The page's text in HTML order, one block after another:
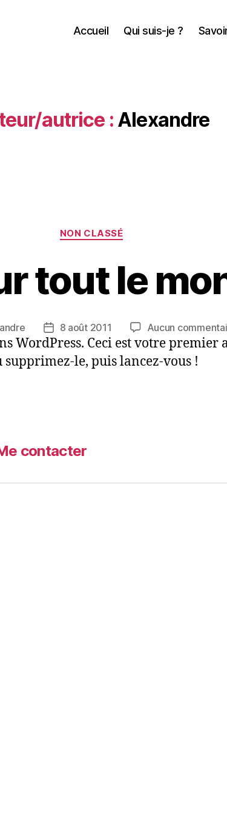
Accueil Qui suis-je ?
autrice : Alexandre
Catégories
NON CLASSÉ
tout le
Date
de
l’article
8 août 2011 Aucun
WordPress. Ceci est votre premier
le, puis lancez-vous !
contacter